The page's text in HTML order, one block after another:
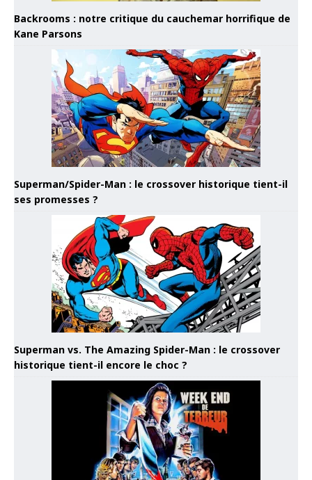
Backrooms : notre critique du cauchemar horrifique de
Kane Parsons
Superman/Spider-Man : le crossover historique tient-il
ses promesses ?
Superman vs. The Amazing Spider-Man : le crossover
historique tient-il encore le choc ?